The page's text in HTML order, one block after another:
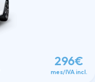
296€
mes/IVA incl.